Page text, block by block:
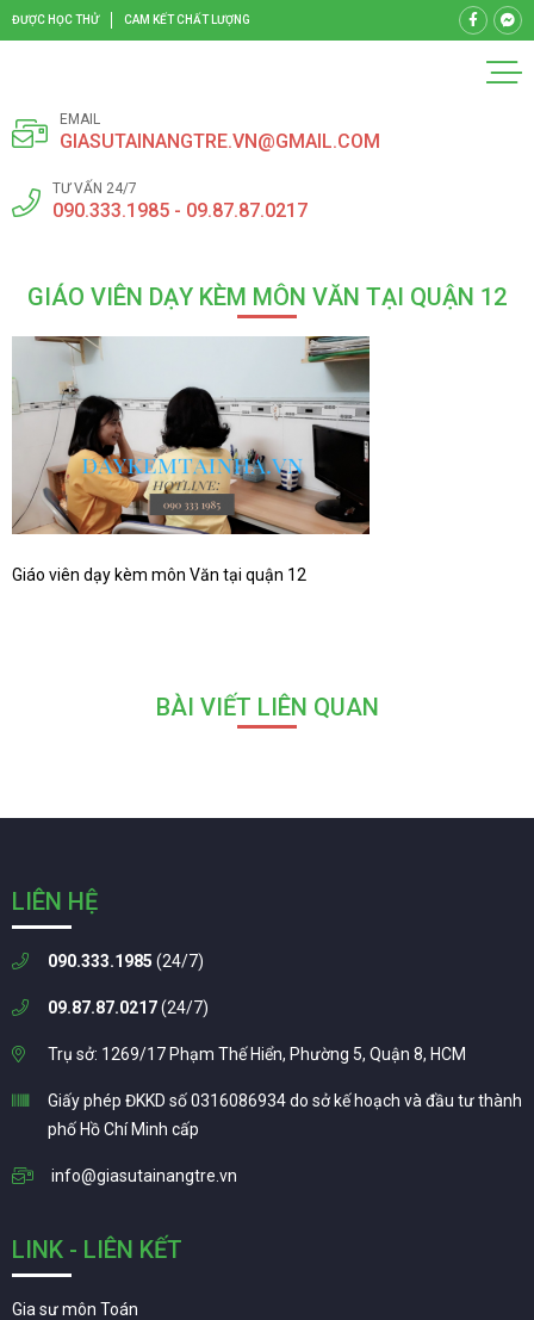
ĐƯỢC HỌC THỬ CAM KẾT CHẤT LƯỢNG
EMAIL
GIASUTAINANGTRE.VN@GMAIL.COM
TƯ VẤN 24/7
090.333.1985 - 09.87.87.0217
GIÁO VIÊN DẠY KÈM MÔN VĂN TẠI QUẬN 12
Giáo viên dạy kèm môn Văn tại quận 12
BÀI VIẾT LIÊN QUAN
LIÊN HỆ
090.333.1985 (24/7)
09.87.87.0217(24/7)
Trụ sở: 1269/17 Phạm Thế Hiển, Phường 5, Quận 8, HCM
Giấy phép ĐKKD số 0316086934 do sở kế hoạch và đầu tư thành
phố Hồ Chí Minh cấp
info@giasutainangtre.vn
LINK - LIÊN KẾT
Gia sư môn Toán